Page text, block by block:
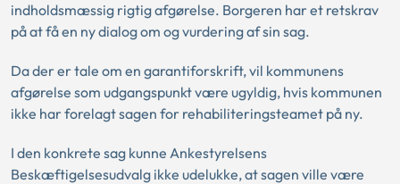
indholdsmæssig rigtig afgørelse. Borgeren har et retskrav
på at få en ny dialog om og vurdering af sin sag.
Da der er tale om en garantiforskrift, vil kommunens
afgørelse som udgangspunkt være ugyldig, hvis kommunen
ikke har forelagt sagen for rehabiliteringsteamet på ny.
I den konkrete sag kunne Ankestyrelsens
Beskæftigelsesudvalg ikke udelukke, at sagen ville være